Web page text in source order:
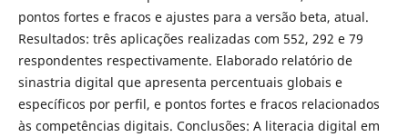
pontos fortes e fracos e ajustes para a versão beta, atual.
Resultados: três aplicações realizadas com 552, 292 e 79
respondentes respectivamente. Elaborado relatório de
sinastria digital que apresenta percentuais globais e
específicos por perfil, e pontos fortes e fracos relacionados
às competências digitais. Conclusões: A literacia digital em